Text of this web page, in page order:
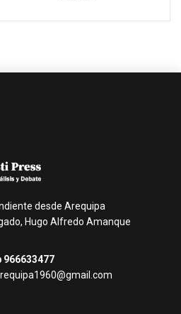
desde Arequipa
Hugo Alfredo Amanque
966633477